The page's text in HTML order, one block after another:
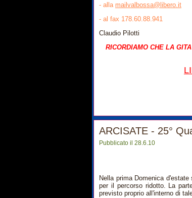
- alla mailvalbossa@libero.it
- al fax 178.60.88.941
Claudio Pilotti
RICORDIAMO CHE LA
ARCISATE - 25°
Pubblicato il 28.6.10
Nella prima Domenica
per il percorso ridotto. La
previsto proprio all'interno di